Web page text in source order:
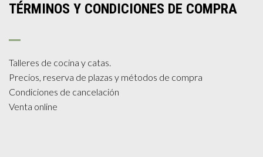
TÉRMINOS Y CONDICIONES DE COMPRA
Talleres de cocina y catas.
Precios, reserva de plazas y métodos de compra
Condiciones de cancelación
Venta online